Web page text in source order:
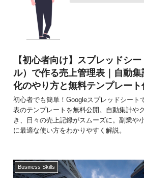
【初心者向け】スプレッドシ
ル）で作る売上管理表｜自動集
化のやり方と無料テンプレート
初心者でも簡単！Googleスプレッドシート
表のテンプレートを無料公開。自動集計や
き、日々の売上記録がスムーズに。副業や
に最適な使い方をわかりやすく解説。
Business Skills